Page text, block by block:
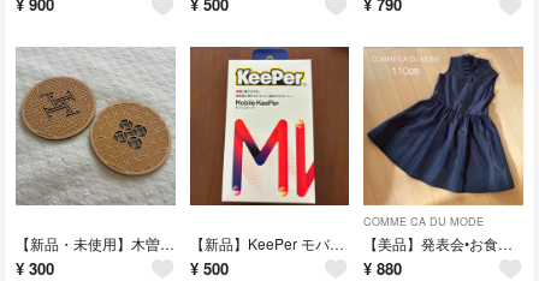
【新品・未使用】木曽路オリジナル茶托 ペア
¥ 300
【新品】KeePer モバイルキーパー
¥ 500
COMME CA DU MODE
【美品】発表会•お食事会に♪セレモニーワンピース(黒) 女の子110㎝
¥ 880